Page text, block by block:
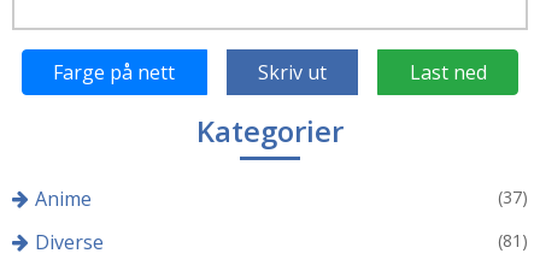
Farge på nett Skriv ut Last ned
Kategorier
Anime (37)
Diverse (81)